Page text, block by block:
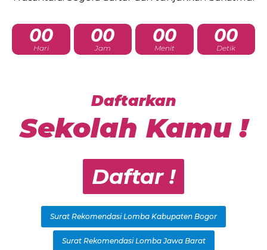
00
Hari
00
Jam
00
Menit
00
Detik
Daftarkan
Sekolah Kamu !
Daftar !
Surat Rekomendasi Lomba Kabupaten Bogor
Surat Rekomendasi Lomba Jawa Barat